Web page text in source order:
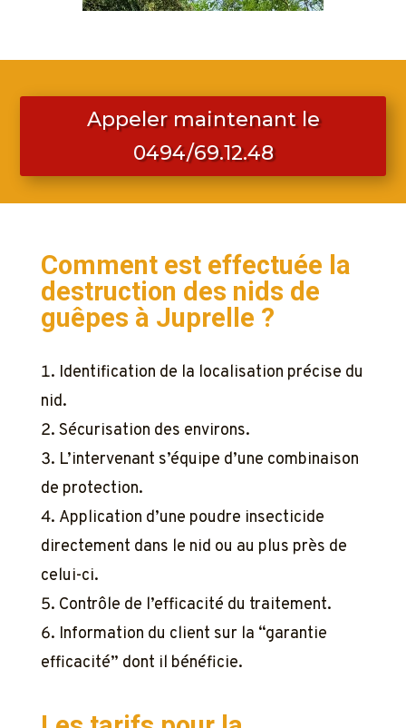
Appeler maintenant le
0494/69.12.48
Comment est effectuée la
destruction des nids de
guêpes à Juprelle ?
Identification de la localisation précise du
nid.
Sécurisation des environs.
L’intervenant s’équipe d’une combinaison
de protection.
Application d’une poudre insecticide
directement dans le nid ou au plus près de
celui-ci.
Contrôle de l’efficacité du traitement.
Information du client sur la “garantie
efficacité” dont il bénéficie.